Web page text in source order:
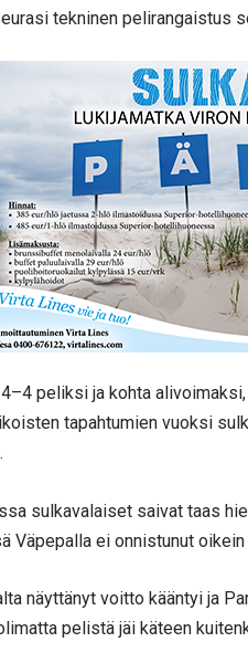
tekninen pelirangaistus
peliksi ja kohta
tapahtumien vuoksi
sulkavalaiset saivat taas
Väpepalla ei onnistunut
näyttänyt voitto kääntyi ja
pelistä jäi käteen